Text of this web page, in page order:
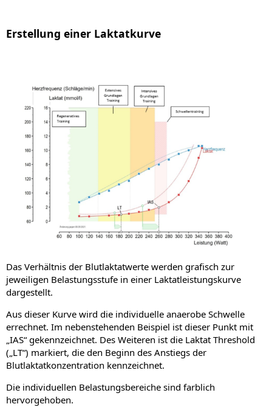
Erstellung einer Laktatkurve
Das Verhältnis der Blutlaktatwerte werden grafisch zur
jeweiligen Belastungsstufe in einer Laktatleistungskurve
dargestellt.
Aus dieser Kurve wird die individuelle anaerobe Schwelle
errechnet. Im nebenstehenden Beispiel ist dieser Punkt mit
„IAS“ gekennzeichnet. Des Weiteren ist die Laktat Threshold
(„LT“) markiert, die den Beginn des Anstiegs der
Blutlaktatkonzentration kennzeichnet.
Die individuellen Belastungsbereiche sind farblich
hervorgehoben.